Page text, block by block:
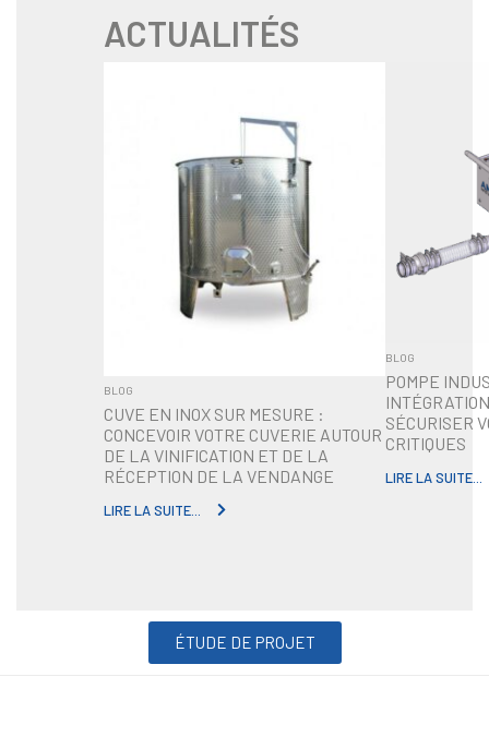
ACTUALITÉS
BLOG
CUVE EN INOX SUR MESURE :
CONCEVOIR VOTRE CUVERIE AUTOUR
DE LA VINIFICATION ET DE LA
RÉCEPTION DE LA VENDANGE
LIRE LA SUITE...
BLOG
POMPE
SÉCURISER
CRITIQUES
LIRE LA SUITE...
ÉTUDE DE PROJET